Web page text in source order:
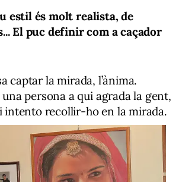
estil és molt realista, de
El puc definir com a caçador
captar la mirada, l’ànima.
persona a qui agrada la gent,
intento recollir-ho en la mirada.